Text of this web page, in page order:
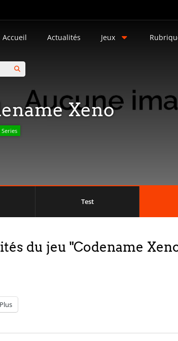
Accueil Actualités Jeux
Xeno
Series
Test
du jeu "Codename
Plus